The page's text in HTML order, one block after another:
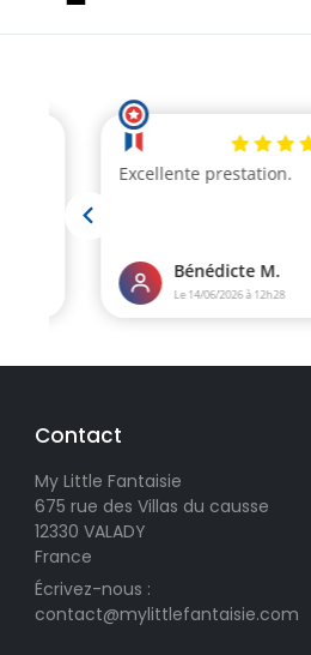
Contact
My Little Fantaisie
675 rue des Villas du causse
12330 VALADY
France
Écrivez-nous :
contact@mylittlefantaisie.com